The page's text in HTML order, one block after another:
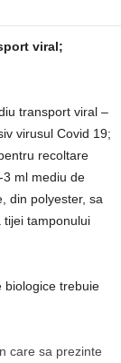
viral;
transport viral –
virusul Covid 19;
recoltare
ml mediu de
din polyester, sa
tamponului
biologice trebuie
care sa prezinte